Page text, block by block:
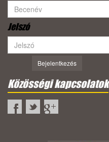
Jelszó
Bejelentkezés
Közösségi kapcsolatok